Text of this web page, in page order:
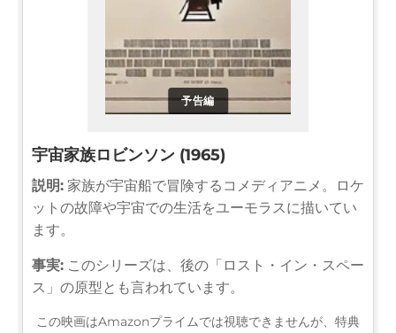
予告編
宇宙家族ロビンソン (1965)
説明: 家族が宇宙船で冒険するコメディアニメ。ロケ
ットの故障や宇宙での生活をユーモラスに描いてい
ます。
事実: このシリーズは、後の「ロスト・イン・スペー
ス」の原型とも言われています。
この映画はAmazonプライムでは視聴できませんが、特典